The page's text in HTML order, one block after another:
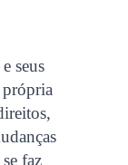
seus
faz